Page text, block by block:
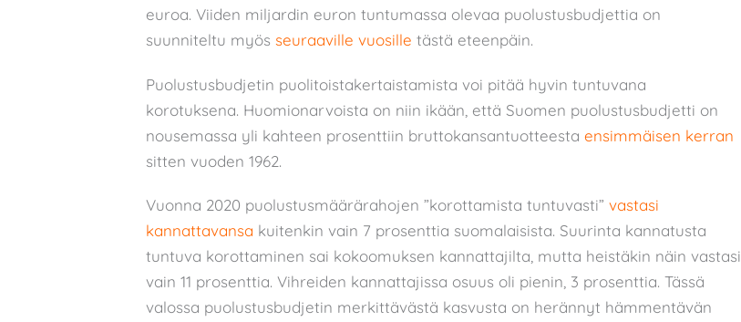
euroa. Viiden miljardin euron tuntumassa olevaa puolustusbudjettia on
suunniteltu myös seuraaville vuosille tästä eteenpäin.
Puolustusbudjetin puolitoistakertaistamista voi pitää hyvin tuntuvana
korotuksena. Huomionarvoista on niin ikään, että Suomen puolustusbudjetti on
nousemassa yli kahteen prosenttiin bruttokansantuotteesta ensimmäisen kerran
sitten vuoden 1962.
Vuonna 2020 puolustusmäärärahojen ”korottamista tuntuvasti” vastasi
kannattavansa kuitenkin vain 7 prosenttia suomalaisista. Suurinta kannatusta
tuntuva korottaminen sai kokoomuksen kannattajilta, mutta heistäkin näin vastasi
vain 11 prosenttia. Vihreiden kannattajissa osuus oli pienin, 3 prosenttia. Tässä
valossa puolustusbudjetin merkittävästä kasvusta on herännyt hämmentävän